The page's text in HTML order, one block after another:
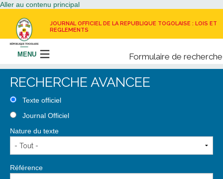
Aller au contenu principal
JOURNAL OFFICIEL DE LA REPUBLIQUE TOGOLAISE : LOIS ET
REGLEMENTS
Formulaire de recherche
Rechercher
MENU
LE JOURNAL OFFICIEL
RECEVOIR LE JOURNAL OFFICIEL
NOUS CONTACTER
RECHERCHE AVANCEE
Texte officiel
Journal Officiel
Nature du texte
Référence